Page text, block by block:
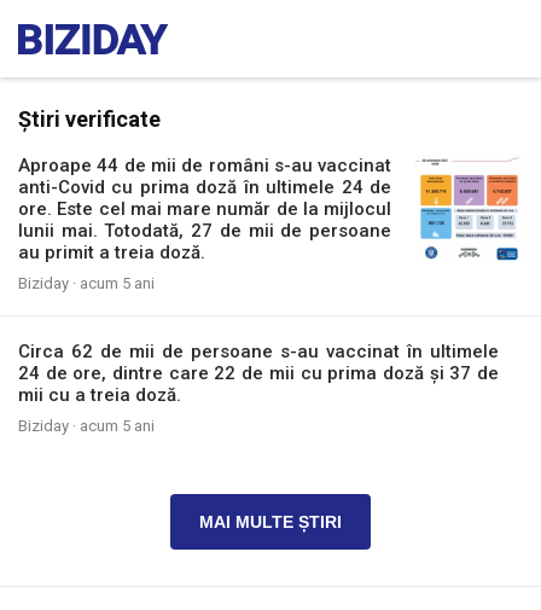
Știri verificate
Aproape 44 de mii de români s-au vaccinat
anti-Covid cu prima doză în ultimele 24 de
ore. Este cel mai mare număr de la mijlocul
lunii mai. Totodată, 27 de mii de persoane
au primit a treia doză.
Biziday · acum 5 ani
Circa 62 de mii de persoane s-au vaccinat în ultimele
24 de ore, dintre care 22 de mii cu prima doză și 37 de
mii cu a treia doză.
Biziday · acum 5 ani
MAI MULTE ȘTIRI